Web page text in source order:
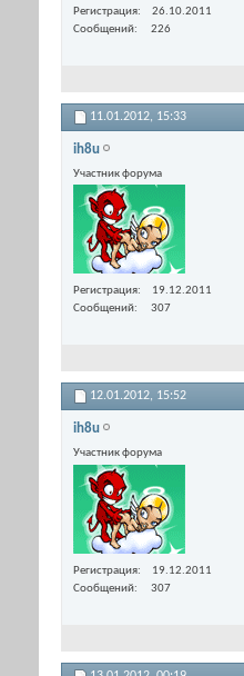
Регистрация
26.10.2011
Сообщений
226
11.01.2012, 15:33
ih8u
Участник форума
Регистрация
19.12.2011
Сообщений
307
12.01.2012, 15:52
ih8u
Участник форума
Регистрация
19.12.2011
Сообщений
307